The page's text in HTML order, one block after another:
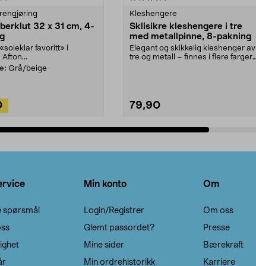
32 x 31 cm, 4-
favoritt» i
Afton...
Grå/beige
Kleshengere
Sklisikre kleshengere i tre
med metallpinne, 8-pakning
Elegant og skikkelig kleshenger av
tre og metall – finnes i flere farger.
79,90
spørsmål
Min konto
Login/Registrer
Glemt passordet?
Mine sider
Min ordrehistorikk
Om
Om oss
Presse
Bærekraft
Karriere